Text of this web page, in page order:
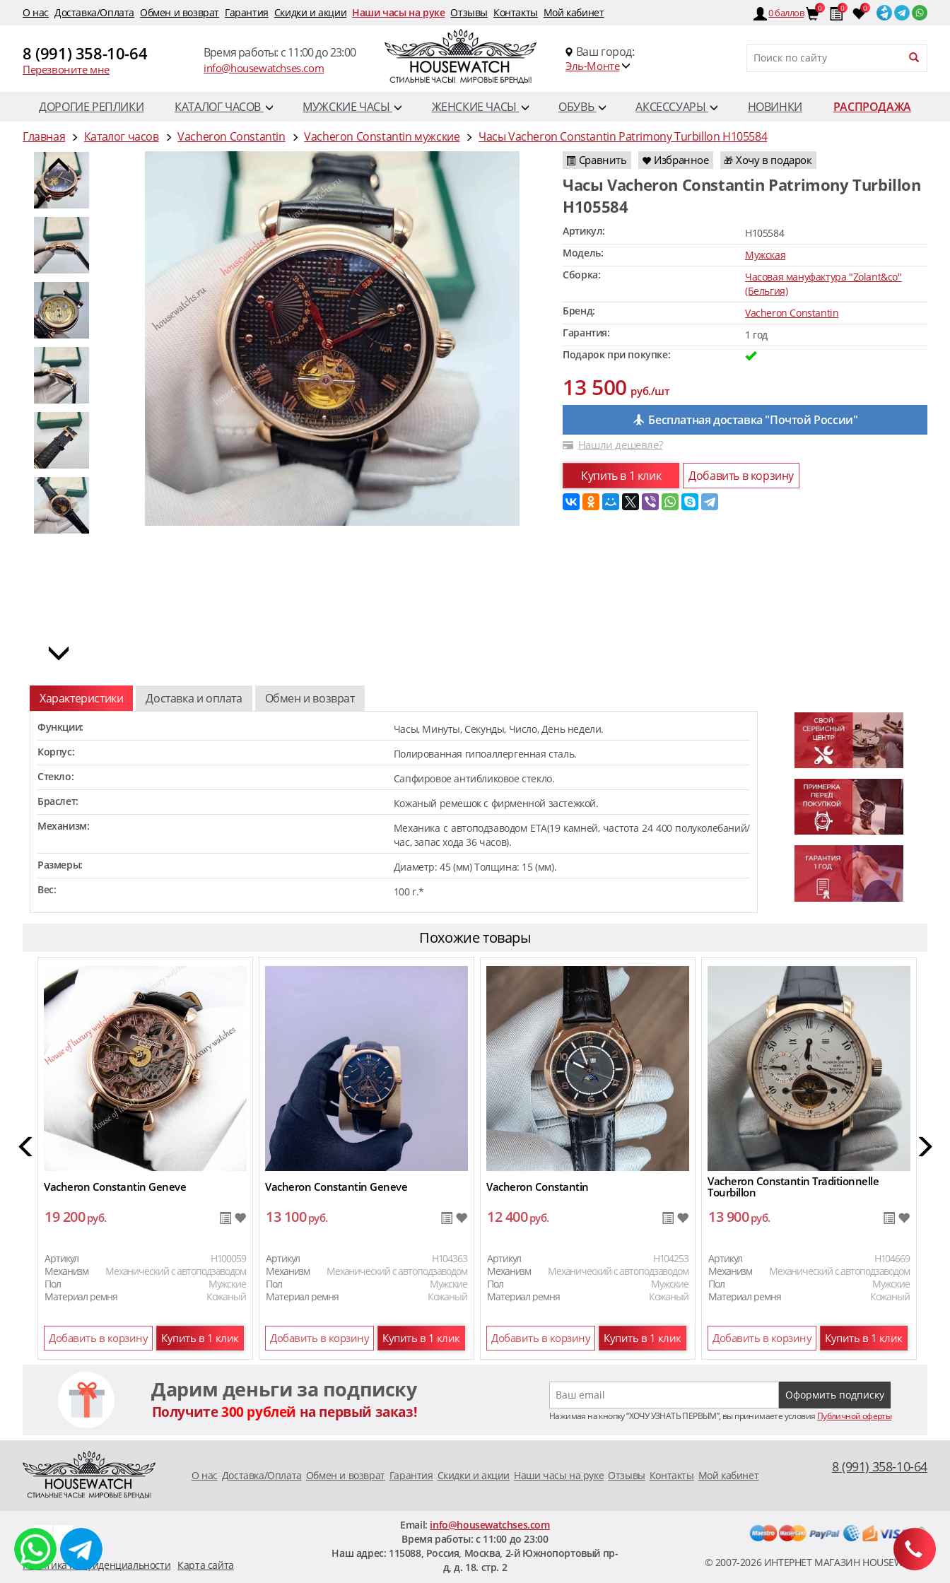
O нас Доставка/Оплата Обмен и возврат Гарантия Скидки и акции Наши часы на руке Отзывы Контакты Мой кабинет 0баллов 0 0 0
8 (991) 358-10-64
Перезвоните мне
Время работы: c 11:00 до 23:00
info@housewatchses.com
Ваш город:
Эль-Монте
ДОРОГИЕ РЕПЛИКИ КАТАЛОГ ЧАСОВ МУЖСКИЕ ЧАСЫ ЖЕНСКИЕ ЧАСЫ ОБУВЬ АКСЕССУАРЫ НОВИНКИ
РАСПРОДАЖА
Главная
Каталог часов Vacheron Constantin Vacheron Constantin мужские Часы Vacheron Constantin Patrimony Turbillon H105584
Сравнить Избранное 🎁 Хочу в подарок
Часы Vacheron Constantin Patrimony Turbillon
H105584
Артикул:
H105584
Модель:
Мужская
Сборка:
Часовая мануфактура "Zolant&co"
(Бельгия)
Бренд:
Vacheron Constantin
Гарантия:
1 год
Подарок при покупке:
13 500руб./шт
Бесплатная доставка "Почтой России"
Нашли дешевле?
Купить в 1 клик Добавить в корзину
Характеристики Доставка и оплата Обмен и возврат
Функции:
Часы, Минуты, Секунды, Число, День недели.
Корпус:
Полированная гипоаллергенная сталь.
Стекло:
Сапфировое антибликовое стекло.
Браслет:
Кожаный ремешок с фирменной застежкой.
Механизм:
Механика с автоподзаводом ETA(19 камней, частота 24 400 полуколебаний/
час, запас хода 36 часов).
Размеры:
Диаметр: 45 (мм) Толщина: 15 (мм).
Вес:
100 г.*
Похожие товары
Vacheron Constantin Geneve
19 200руб.
Артикул
H100059
Механизм
Механический с автоподзаводом
Пол
Мужские
Материал ремня
Кожаный
Добавить в корзину Купить в 1 клик
Vacheron Constantin Geneve
13 100руб.
Артикул
H104363
Механизм
Механический с автоподзаводом
Пол
Мужские
Материал ремня
Кожаный
Добавить в корзину Купить в 1 клик
Vacheron Constantin
12 400руб.
Артикул
H104253
Механизм
Механический с автоподзаводом
Пол
Мужские
Материал ремня
Кожаный
Добавить в корзину Купить в 1 клик
Vacheron Constantin Traditionnelle
Tourbillon
13 900руб.
Артикул
H104669
Механизм
Механический с автоподзаводом
Пол
Мужские
Материал ремня
Кожаный
Добавить в корзину Купить в 1 клик
Дарим деньги за подписку
Получите300 рублей на первый заказ! Нажимая на кнопку “ХОЧУ УЗНАТЬ ПЕРВЫМ”, вы принимаете условия Публичной оферты
O нас Доставка/Оплата Обмен и возврат Гарантия Скидки и акции Наши часы на руке Отзывы Контакты Мой кабинет
8 (991) 358-10-64
Политика конфиденциальности Карта сайта
Email: info@housewatchses.com
Время работы: c 11:00 до 23:00
Наш адрес: 115088, Россия, Москва 2-й Южнопортовый пр-
д, д. 18. стр. 2
© 2007-2026 ИНТЕРНЕТ МАГАЗИН HOUSEWATCH